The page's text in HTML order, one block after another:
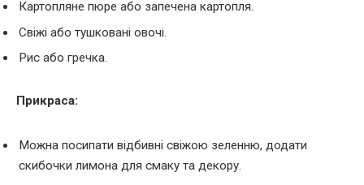
Картопляне пюре або запечена картопля.
Свіжі або тушковані овочі.
Рис або гречка.
Прикраса:
Можна посипати відбивні свіжою зеленню, додати
скибочки лимона для смаку та декору.